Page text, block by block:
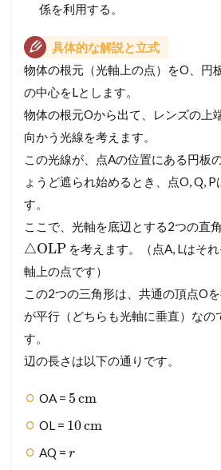
係を利用する。
具体的な解説と立式
物体の根元（光軸上の点）をO、円
の中心をLとします。
物体の根元Oから出て、レンズの上
向かう光線を考えます。
この光線が、点Aの位置にある円板
ょうど遮られ始めるとき、点O, Q,
す。
ここで、光軸を底辺とする2つの直角
△OLP を考えます。（点A, Lはそ
軸上の点です）
この2つの三角形は、共通の頂点O
が平行（どちらも光軸に垂直）なの
す。
辺の長さは以下の通りです。
OA = 5cm
OL = 10cm
AQ = r